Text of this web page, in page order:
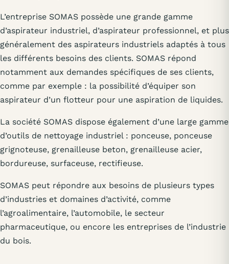
L’entreprise SOMAS possède une grande gamme
d’aspirateur industriel, d’aspirateur professionnel, et plus
généralement des aspirateurs industriels adaptés à tous
les différents besoins des clients. SOMAS répond
notamment aux demandes spécifiques de ses clients,
comme par exemple : la possibilité d’équiper son
aspirateur d’un flotteur pour une aspiration de liquides.
La société SOMAS dispose également d’une large gamme
d’outils de nettoyage industriel : ponceuse, ponceuse
grignoteuse, grenailleuse beton, grenailleuse acier,
bordureuse, surfaceuse, rectifieuse.
SOMAS peut répondre aux besoins de plusieurs types
d’industries et domaines d’activité, comme
l’agroalimentaire, l’automobile, le secteur
pharmaceutique, ou encore les entreprises de l’industrie
du bois.